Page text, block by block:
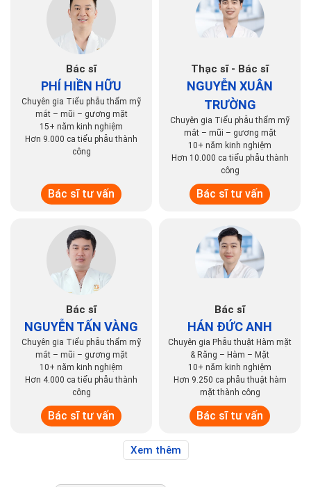
Bác sĩ
PHÍ HIỀN HỮU
Chuyên gia Tiểu phẫu thẩm mỹ
mắt – mũi – gương mặt
15+ năm kinh nghiệm
Hơn 9.000 ca tiểu phẫu thành
công
Bác sĩ tư vấn
Thạc sĩ - Bác sĩ
NGUYỄN XUÂN
TRƯỜNG
Chuyên gia Tiểu phẫu thẩm mỹ
mắt – mũi – gương mặt
10+ năm kinh nghiệm
Hơn 10.000 ca tiểu phẫu thành
công
Bác sĩ tư vấn
Bác sĩ
NGUYỄN TẤN VÀNG
Chuyên gia Tiểu phẫu thẩm mỹ
mắt – mũi – gương mặt
10+ năm kinh nghiệm
Hơn 4.000 ca tiểu phẫu thành
công
Bác sĩ tư vấn
Bác sĩ
HÁN ĐỨC ANH
Chuyên gia Phẫu thuật Hàm mặt
& Răng – Hàm – Mặt
10+ năm kinh nghiệm
Hơn 9.250 ca phẫu thuật hàm
mặt thành công
Bác sĩ tư vấn
Xem thêm